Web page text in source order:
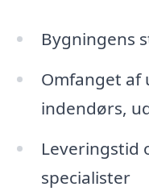
Bygningens
Omfanget af
indendørs,
Leveringstid
specialister